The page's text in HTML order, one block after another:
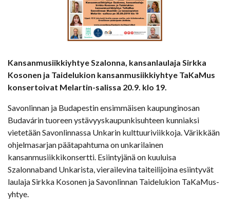
Kansanmusiikkiyhtye Szalonna, kansanlaulaja Sirkka
Kosonen ja Taidelukion kansanmusiikkiyhtye TaKaMus
konsertoivat Melartin-salissa 20.9. klo 19.
Savonlinnan ja Budapestin ensimmäisen kaupunginosan
Budavárin tuoreen ystävyyskaupunkisuhteen kunniaksi
vietetään Savonlinnassa Unkarin kulttuuriviikkoja. Värikkään
ohjelmasarjan päätapahtuma on unkarilainen
kansanmusiikkikonsertti. Esiintyjänä on kuuluisa
Szalonnaband Unkarista, vierailevina taiteilijoina esiintyvät
laulaja Sirkka Kosonen ja Savonlinnan Taidelukion TaKaMus-
yhtye.